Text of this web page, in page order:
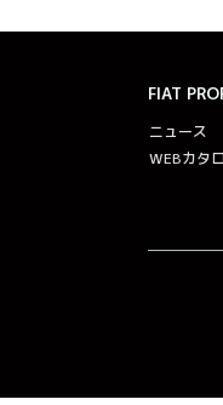
FIAT
ニュース
WEBカタ